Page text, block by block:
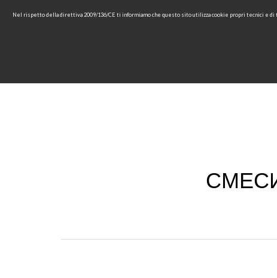
Nel rispetto della direttiva 2009/136/CE ti informiamo che questo sito utilizza cookie propri tecnici e di